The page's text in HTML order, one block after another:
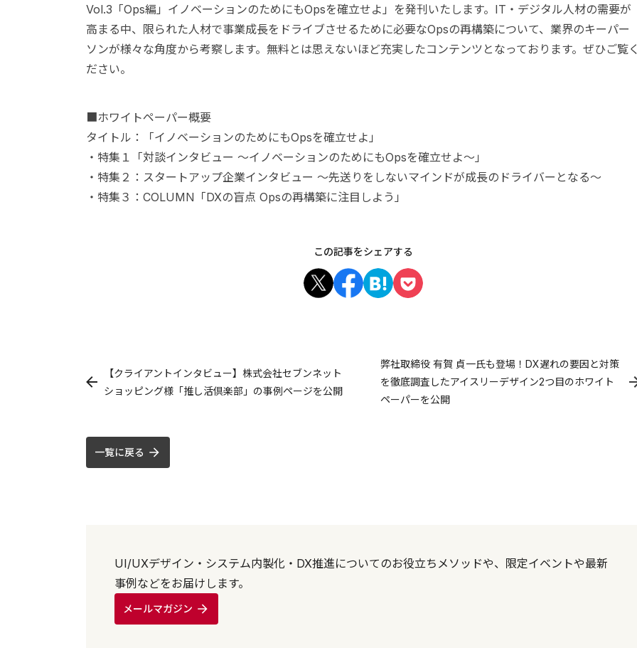
Vol.3「Ops編」イノベーションのためにもOpsを確立せよ」を発刊いたします。IT・デジタル人材の需要が
高まる中、限られた人材で事業成長をドライブさせるために必要なOpsの再構築について、業界のキーパー
ソンが様々な角度から考察します。無料とは思えないほど充実したコンテンツとなっております。ぜひご覧
ださい。
■ホワイトペーパー概要
タイトル：「イノベーションのためにもOpsを確立せよ」
・特集１「対談インタビュー 〜イノベーションのためにもOpsを確立せよ〜」
・特集２：スタートアップ企業インタビュー 〜先送りをしないマインドが成長のドライバーとなる〜
・特集３：COLUMN「DXの盲点 Opsの再構築に注目しよう」
この記事をシェアする
【クライアントインタビュー】株式会社セブンネット
ショッピング様「推し活倶楽部」の事例ページを公開
弊社取締役 有賀 貞一氏も登場！DX遅れの要因と対策
を徹底調査したアイスリーデザイン2つ目のホワイト
ペーパーを公開
一覧に戻る
UI/UXデザイン・システム内製化・DX推進についてのお役立ちメソッドや、限定イベントや最新
事例などをお届けします。
メールマガジン